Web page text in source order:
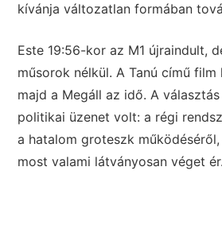
kívánja változatlan formában
Este 19:56-kor az M1 újraindult,
műsorok nélkül. A Tanú című film
majd a Megáll az idő. A
politikai üzenet volt: a régi
a hatalom groteszk
most valami látványosan véget ér.